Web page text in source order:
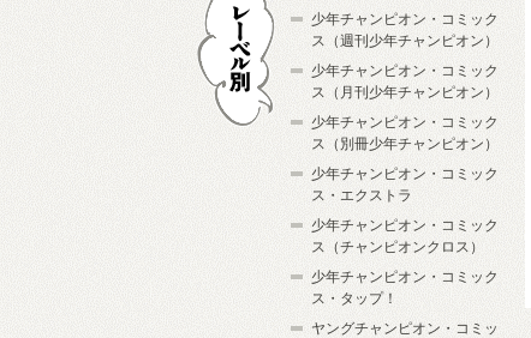
少年チャンピオン・コミック
ス（週刊少年チャンピオン）
少年チャンピオン・コミック
ス（月刊少年チャンピオン）
少年チャンピオン・コミック
ス（別冊少年チャンピオン）
少年チャンピオン・コミック
ス・エクストラ
少年チャンピオン・コミック
ス（チャンピオンクロス）
少年チャンピオン・コミック
ス・タップ！
ヤングチャンピオン・コミッ